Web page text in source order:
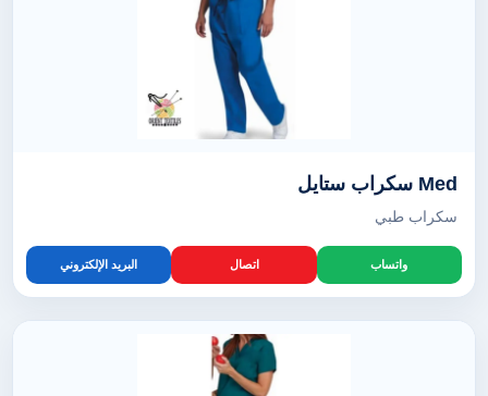
Med سكراب ستايل
سكراب طبي
واتساب اتصال البريد الإلكتروني